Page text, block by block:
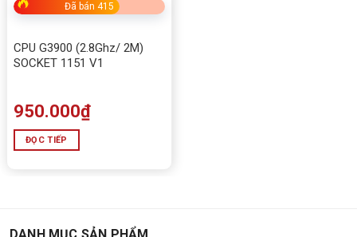
Đã bán 415
CPU G3900 (2.8Ghz/ 2M)
SOCKET 1151 V1
950.000₫
ĐỌC TIẾP